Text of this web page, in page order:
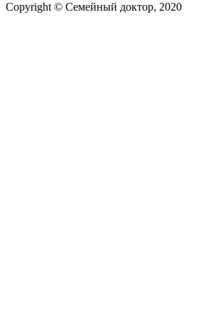
Copyright © Семейный доктор, 2020